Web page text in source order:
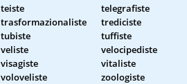
teiste
telegrafiste
trasformazionaliste
trediciste
tubiste
tuffiste
veliste
velocipediste
visagiste
vitaliste
voloveliste zoologiste